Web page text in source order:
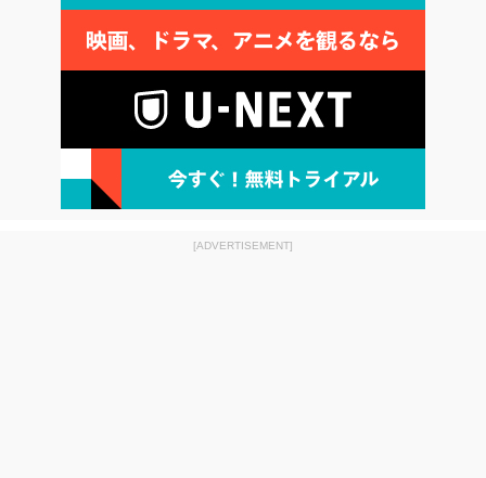
[ADVERTISEMENT]